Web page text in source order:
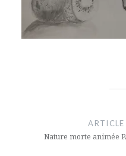
l’article
ARTICLE
Nature morte animée